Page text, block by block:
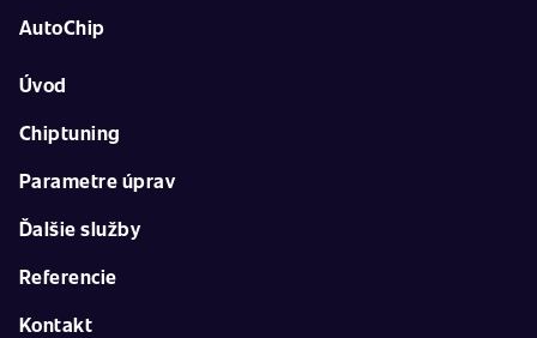
AutoChip
Úvod
Chiptuning
Parametre úprav
Ďalšie služby
Referencie
Kontakt